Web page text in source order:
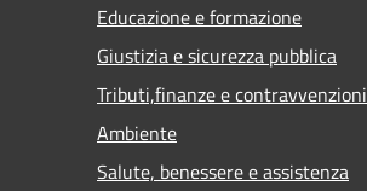
Educazione e formazione
Giustizia e sicurezza pubblica
Tributi,finanze e contravvenzioni
Ambiente
Salute, benessere e assistenza